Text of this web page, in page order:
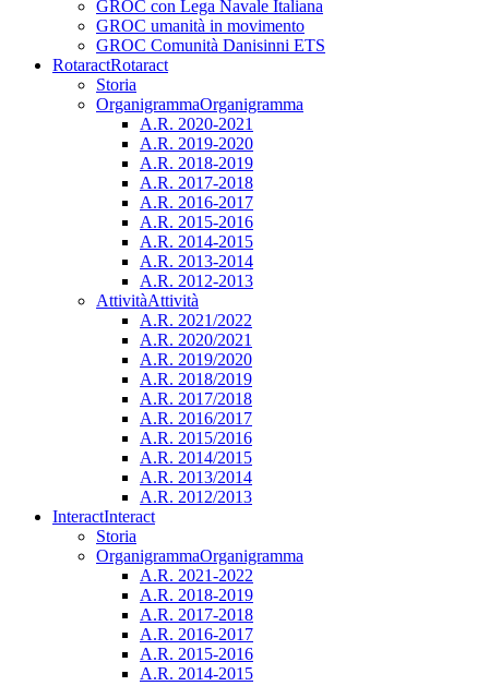
GROC con Lega Navale Italiana
GROC umanità in movimento
GROC Comunità Danisinni ETS
RotaractRotaract
Storia
OrganigrammaOrganigramma
A.R. 2020-2021
A.R. 2019-2020
A.R. 2018-2019
A.R. 2017-2018
A.R. 2016-2017
A.R. 2015-2016
A.R. 2014-2015
A.R. 2013-2014
A.R. 2012-2013
AttivitàAttività
A.R. 2021/2022
A.R. 2020/2021
A.R. 2019/2020
A.R. 2018/2019
A.R. 2017/2018
A.R. 2016/2017
A.R. 2015/2016
A.R. 2014/2015
A.R. 2013/2014
A.R. 2012/2013
InteractInteract
Storia
OrganigrammaOrganigramma
A.R. 2021-2022
A.R. 2018-2019
A.R. 2017-2018
A.R. 2016-2017
A.R. 2015-2016
A.R. 2014-2015